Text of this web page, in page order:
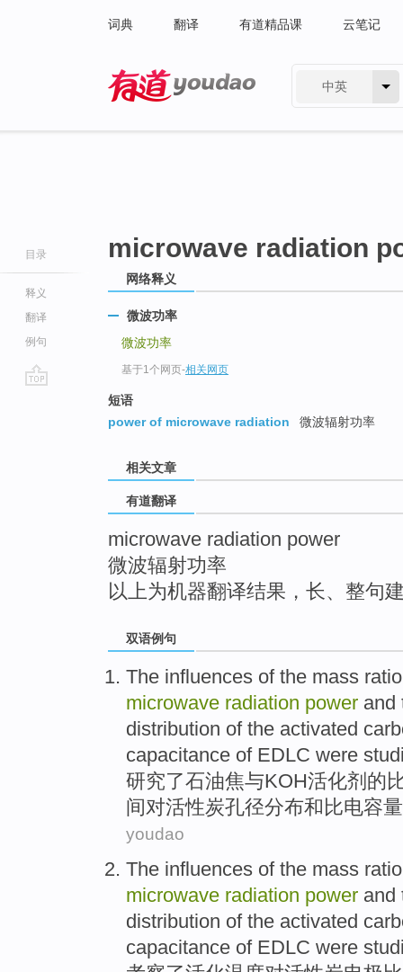
词典 翻译 有道精品课 云笔记
中英
目录
释义
翻译
例句
microwave radiation
网络释义
微波功率
微波功率
基于1个网页-相关网页
短语
power of microwave radiation
微波辐射功率
相关文章
有道翻译
microwave radiation power
微波辐射功率
以上为机器翻译结果，长、整句
双语例句
The influences of the mass ratio
microwave radiation power and
distribution ofthe activated
capacitance ofEDLC were
研究了石油焦与KOH活化剂 的
间对活性炭孔径分布和 比电容量
youdao
The influences ofthe mass ratio
microwave radiation power and
distribution of the activated
capacitance ofEDLC were